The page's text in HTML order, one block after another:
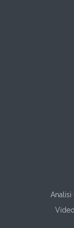
Analisi